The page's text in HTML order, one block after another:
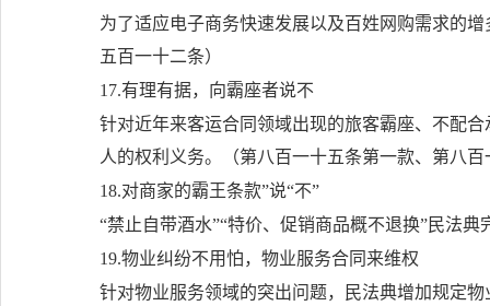
为了适应电子商务快速发展以及百姓网购需求的
五百一十二条）
17.有理有据，向霸座者说不
针对近年来客运合同领域出现的旅客霸座、不配
人的权利义务。（第八百一十五条第一款、第八
18.对商家的霸王条款”说“不”
“禁止自带酒水”“特价、促销商品概不退换”民法
19.物业纠纷不用怕，物业服务合同来维权
针对物业服务领域的突出问题，民法典增加规定